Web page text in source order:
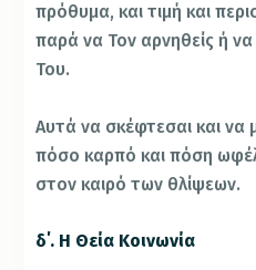
πρόθυμα, και τιμή και
παρά να Τον αρνηθείς ή να
Του.
Αυτά να σκέφτεσαι και να
πόσο καρπό και πόση
στον καιρό των θλίψεων.
δ΄. Η Θεία Κοινωνία